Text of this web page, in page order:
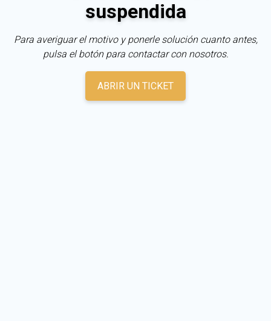
suspendida
Para averiguar el motivo y ponerle solución cuanto antes,
pulsa el botón para contactar con nosotros.
ABRIR UN TICKET